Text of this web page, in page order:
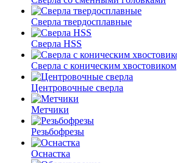
Сверла твердосплавные
Сверла HSS
Сверла с коническим хвостовиком
Центровочные сверла
Метчики
Резьбофрезы
Оснастка